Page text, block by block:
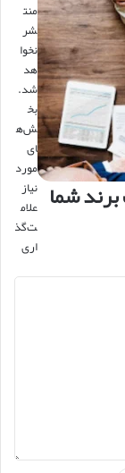
شما
منت
شر
نخوا
هد
شد.
بخ
ش‌ه
ای
مورد
نیاز
علام
ت‌گذ
اری